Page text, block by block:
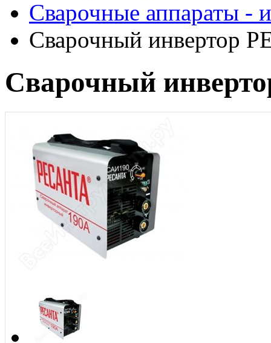
Сварочные аппараты -
Сварочный инвертор
Сварочный